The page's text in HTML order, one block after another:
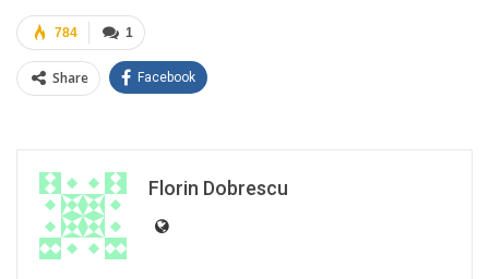
1
784
Share Facebook
Florin Dobrescu